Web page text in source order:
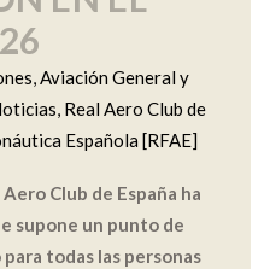
,Aviación General y
, Real Aero Club de
Española [RFAE]
Club de España ha
supone un punto de
todas las personas